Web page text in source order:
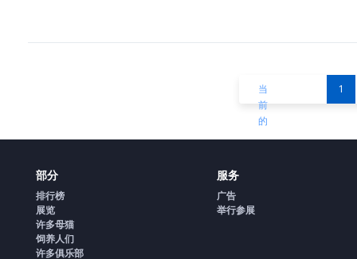
当
前
的
1
部分
排行榜
展览
许多母猫
饲养人们
许多俱乐部
服务
广告
举行参展